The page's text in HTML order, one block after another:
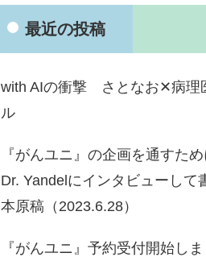
最近の投稿
with AIの衝撃 さとなお✕病理
ル
『がんユニ』の企画を通すた
Dr. Yandelにインタビューして
本原稿（2023.6.28）
『がんユニ』予約受付開始し